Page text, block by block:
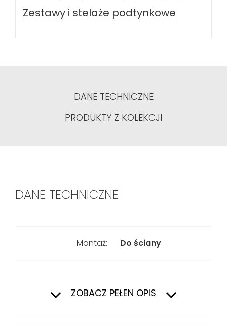
Zestawy i stelaże podtynkowe
DANE TECHNICZNE
PRODUKTY Z KOLEKCJI
DANE TECHNICZNE
Montaż: Do ściany
ZOBACZ PEŁEN OPIS